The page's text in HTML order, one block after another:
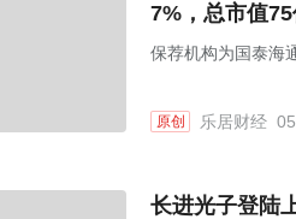
7%，总市值
保荐机构为国泰海
原创 乐居财经
长进光子登陆